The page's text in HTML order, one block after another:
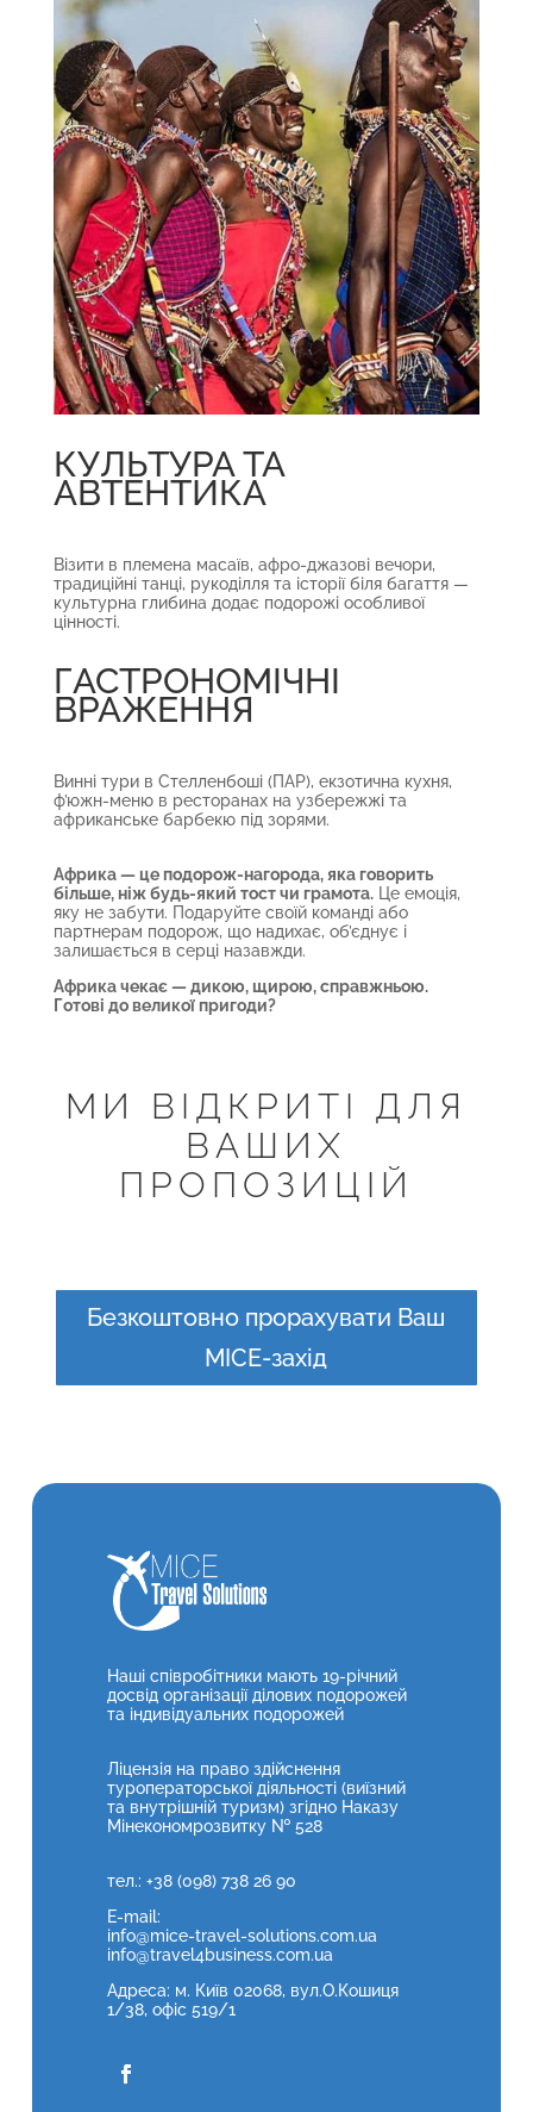
КУЛЬТУРА ТА
АВТЕНТИКА
Візити в племена масаїв, афро-джазові вечори,
традиційні танці, рукоділля та історії біля багаття —
культурна глибина додає подорожі особливої
цінності.
ГАСТРОНОМІЧНІ
ВРАЖЕННЯ
Винні тури в Стелленбоші (ПАР), екзотична кухня,
ф’южн-меню в ресторанах на узбережжі та
африканське барбекю під зорями.
Африка — це подорож-нагорода, яка говорить
більше, ніж будь-який тост чи грамота.Це емоція,
яку не забути. Подаруйте своїй команді або
партнерам подорож, що надихає, об’єднує і
залишається в серці назавжди.
Африка чекає — дикою, щирою, справжньою.
Готові до великої пригоди?
МИ ВІДКРИТІ ДЛЯ
ВАШИХ
ПРОПОЗИЦІЙ
Безкоштовно прорахувати Ваш
MICE-захід
Наші співробітники мають 19-річний
досвід організації ділових подорожей
та індивідуальних подорожей
Ліцензія на право здійснення
туроператорської діяльності (виїзний
та внутрішній туризм) згідно Наказу
Мінекономрозвитку № 528
тел.: +38 (098) 738 26 90
E-mail:
info@mice-travel-solutions.com.ua
info@travel4business.com.ua
Адреса: м. Київ 02068, вул.О.Кошиця
1/38, офіс 519/1